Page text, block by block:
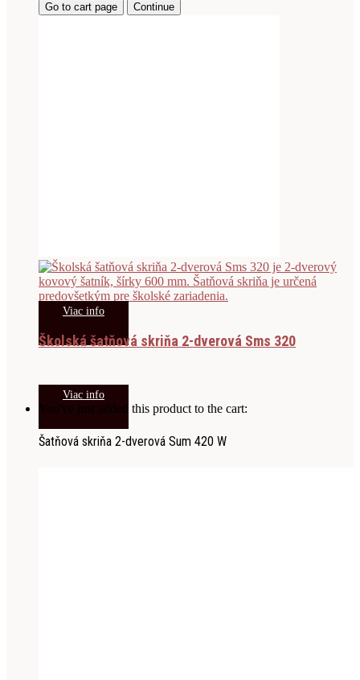
Go to cart page Continue
Viac info
Školská šatňová skriňa 2-dverová Sms 320
Viac info
You've just added this product to the cart:
Šatňová skriňa 2-dverová Sum 420 W